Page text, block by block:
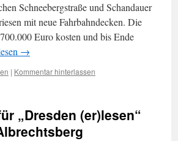
Schneebergstraße und Schandauer
mit neue Fahrbahndecken. Die
Euro kosten und bis Ende
→
| Kommentar hinterlassen
„Dresden (er)lesen“